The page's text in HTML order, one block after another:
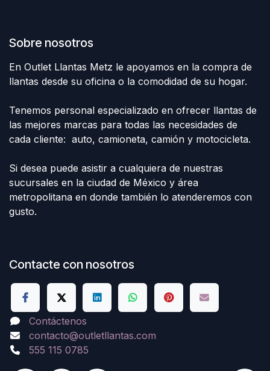
Sobre nosotros
En Outlet Llantas Metz le apoyamos en la compra de
llantas desde su oficina o la comodidad de su hogar.
Tenemos personal especializado en ofrecer llantas de
las mejores marcas para todas las necesidades de
cada cliente: auto, camioneta, camión y motocicleta.
Si desea puede asistir a cualquiera de nuestras
sucursales en la ciudad de México y área
metropolitana en donde también lo atenderemos con
gusto.
Contacte con nosotros
Contáctenos
contacto@outletllantas.com
555 115 0785